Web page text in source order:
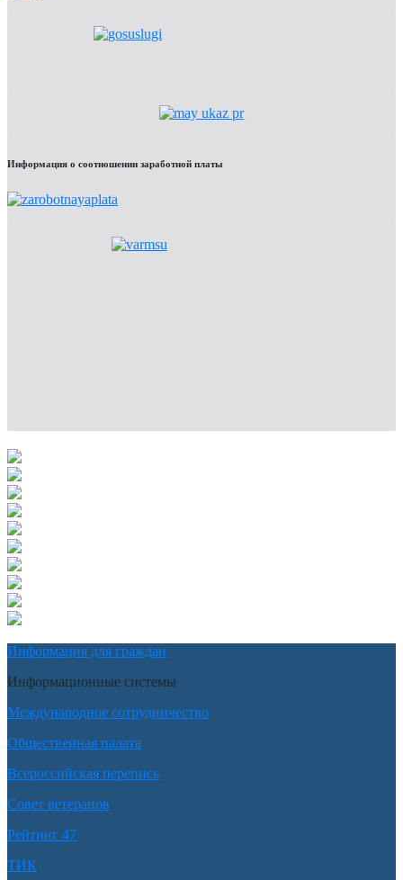
Информация о соотношении заработной платы
Информация для граждан
Информационные системы
Международное сотрудничество
Общественная палата
Всероссийская перепись
Совет ветеранов
Рейтинг 47
ТИК